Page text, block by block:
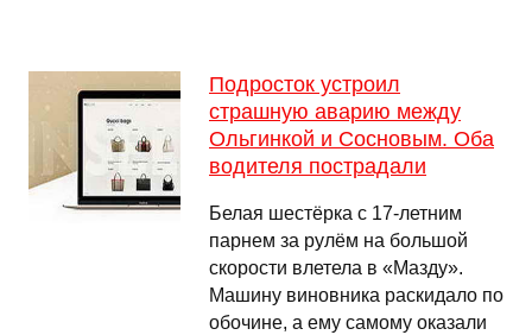
Подросток устроил
страшную аварию между
Ольгинкой и Сосновым. Оба
водителя пострадали
Белая шестёрка с 17-летним
парнем за рулём на большой
скорости влетела в «Мазду».
Машину виновника раскидало по
обочине, а ему самому оказали